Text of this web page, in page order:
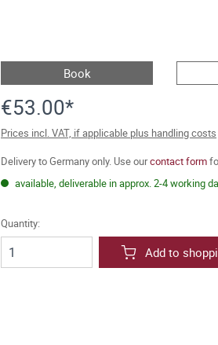
Book
€53.00*
Prices incl. VAT, if applicable plus handling costs
Delivery to Germany only. Use ourcontact form
available, deliverable in approx. 2-4 working
Quantity:
Add to